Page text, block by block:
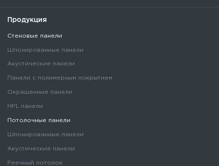
Продукция
Стеновые панели
Шпонированные панели
Акустические панели
Панели с полимерным покрытием
Окрашенные панели
HPL панели
Потолочные панели
Шпонированные панели
Акустические панели
Реечный потолок